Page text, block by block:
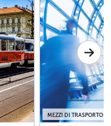
MEZZI DI TRASPORTO A